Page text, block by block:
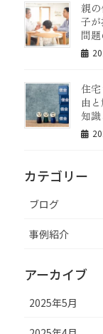
親の
子
問
住
由
知
カテゴリー
ブログ
事例紹介
アーカイブ
2025年5月